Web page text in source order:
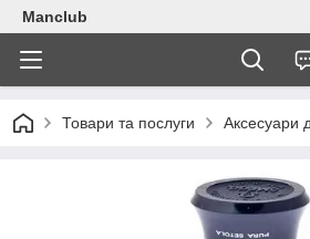
Manclub
Товари та послуги Аксесуари